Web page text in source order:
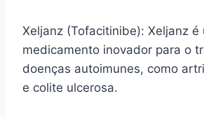
Xeljanz (Tofacitinibe): Xeljanz é
medicamento inovador para o
doenças autoimunes, como
e colite ulcerosa.